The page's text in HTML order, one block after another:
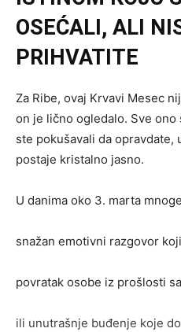
OSEĆALI, ALI
PRIHVATITE
Za Ribe, ovaj Krvavi Mesec
on je lično ogledalo. Sve
ste pokušavali da
postaje kristalno jasno.
U danima oko 3. marta
snažan emotivni razgovor
povratak osobe iz prošlosti
ili unutrašnje buđenje koje